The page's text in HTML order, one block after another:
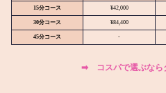
15分コース ¥42,000
30分コース ¥84,400
45分コース -
➡︎ コスパで選ぶなら